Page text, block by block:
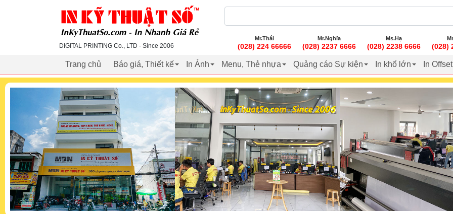
inkythuatso.com
DIGITAL PRINTING Co., LTD - Since 2006
Mr.Thái
(028) 224 66666
Mr.Nghĩa
(028) 2237 6666
Ms.Hạ
(028) 2238 6666 (028)
Trang chủ Báo giá, Thiết kế In Ảnh Menu, Thẻ nhựa Quảng cáo Sự kiện In khổ lớn In